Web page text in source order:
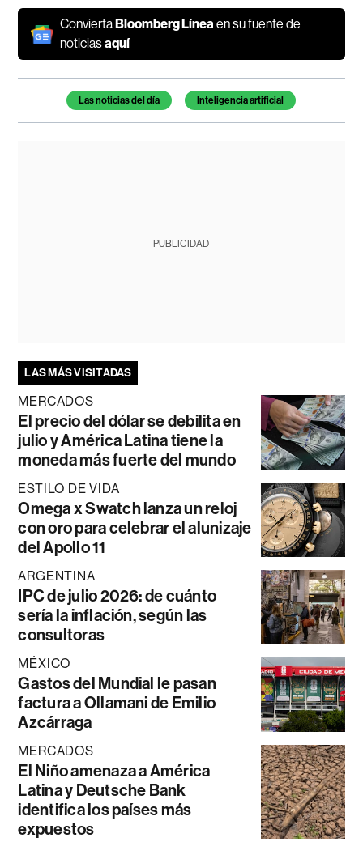
Convierta Bloomberg Líneaen su fuente de
noticiasaquí
Temas de este artículo
Las noticias del día Inteligencia artificial
PUBLICIDAD
LAS MÁS VISITADAS
MERCADOS
El precio del dólar se debilita en
julio y América Latina tiene la
moneda más fuerte del mundo
ESTILO DE VIDA
Omega x Swatch lanza un reloj
con oro para celebrar el alunizaje
del Apollo 11
ARGENTINA
IPC de julio 2026: de cuánto
sería la inflación, según las
consultoras
MÉXICO
Gastos del Mundial le pasan
factura a Ollamani de Emilio
Azcárraga
MERCADOS
El Niño amenaza a América
Latina y Deutsche Bank
identifica los países más
expuestos